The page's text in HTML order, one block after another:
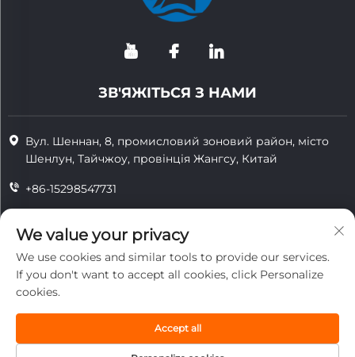
ЗВ'ЯЖІТЬСЯ З НАМИ
Вул. Шеннан, 8, промисловий зоновий район, місто
Шенлун, Тайчжоу, провінція Жангсу, Китай
+86-15298547731
[email protected]
конфіденційність
We value your privacy
We use cookies and similar tools to provide our services.
If you don't want to accept all cookies, click Personalize
cookies.
Accept all